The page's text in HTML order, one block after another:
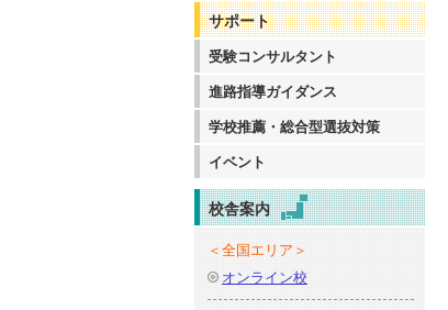
サポート
受験コンサルタント
進路指導ガイダンス
学校推薦・総合型選抜対策
イベント
校舎案内
＜全国エリア＞
オンライン校